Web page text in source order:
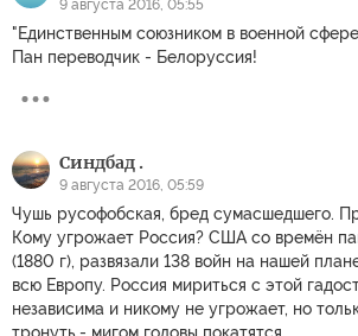
9 августа 2016, 05:55
"Единственным союзником в военной
Пан переводчик - Белоруссия!
Синдбад .
9 августа 2016, 05:59
Чушь русофобская, бред сумасшедшего.
Кому угрожает Россия? США со времён
(1880 г), развязали 138 войн на нашей
всю Европу. Россия мириться с этой
независима и никому не угрожает, но